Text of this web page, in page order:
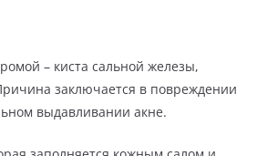
– киста сальной железы,
заключается в повреждении
выдавливании акне.